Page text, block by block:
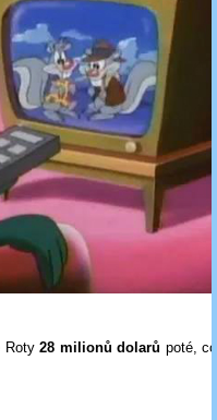
Roty28 milionů dolarů poté,